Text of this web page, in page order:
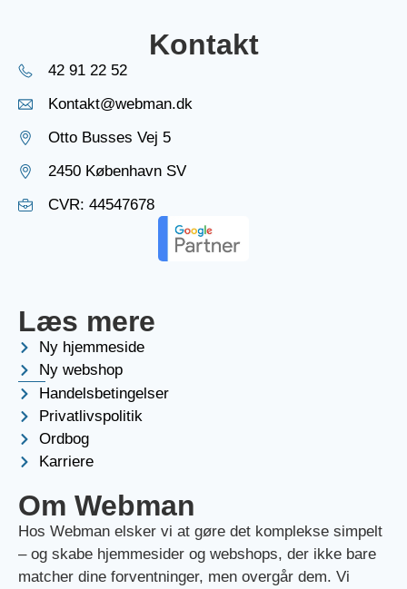
Kontakt
42 91 22 52
Kontakt@webman.dk
Otto Busses Vej 5
2450 København SV
CVR: 44547678
Læs mere
Ny hjemmeside
Ny webshop
Handelsbetingelser
Privatlivspolitik
Ordbog
Karriere
Om Webman
Hos Webman elsker vi at gøre det komplekse simpelt
– og skabe hjemmesider og webshops, der ikke bare
matcher dine forventninger, men overgår dem. Vi